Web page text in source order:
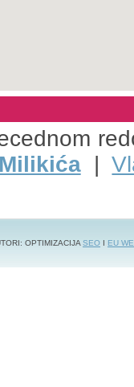
|
OPTIMIZACIJASEO I EU